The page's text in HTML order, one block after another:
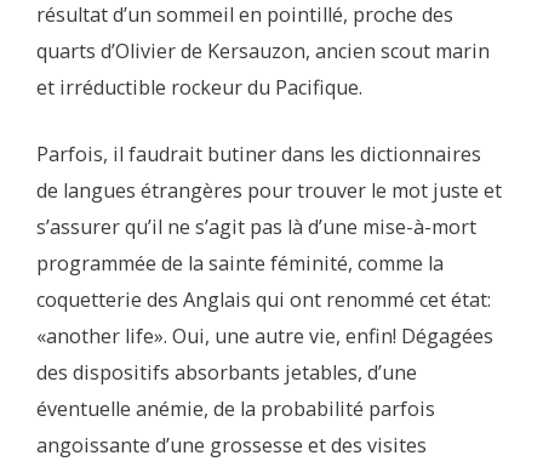
résultat d’un sommeil en pointillé, proche des
quarts d’Olivier de Kersauzon, ancien scout marin
et irréductible rockeur du Pacifique.
Parfois, il faudrait butiner dans les dictionnaires
de langues étrangères pour trouver le mot juste et
s’assurer qu’il ne s’agit pas là d’une mise-à-mort
programmée de la sainte féminité, comme la
coquetterie des Anglais qui ont renommé cet état:
«another life». Oui, une autre vie, enfin! Dégagées
des dispositifs absorbants jetables, d’une
éventuelle anémie, de la probabilité parfois
angoissante d’une grossesse et des visites